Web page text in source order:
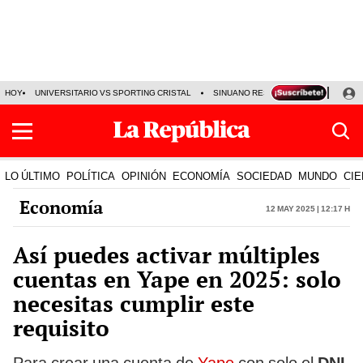
HOY UNIVERSITARIO VS SPORTING CRISTAL SINUANO RESULTADOS HOY
LO ÚLTIMO POLÍTICA OPINIÓN ECONOMÍA SOCIEDAD MUNDO
Economía 12 May 2025 | 12:17 h
Así puedes activar múltiples
cuentas en Yape en 2025: solo
necesitas cumplir este
requisito